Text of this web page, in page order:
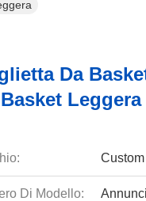
Da
Leggera
Di Modello: